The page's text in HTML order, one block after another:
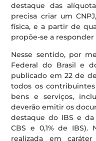
destaque das
precisa criar um
física, e a partir de
propõe-se a
Nesse sentido, por
Federal do Brasil e
publicado em 22 de
todos os
bens e serviços,
deverão emitir os
destaque do IBS e
CBS e 0,1% de IBS).
realizada em